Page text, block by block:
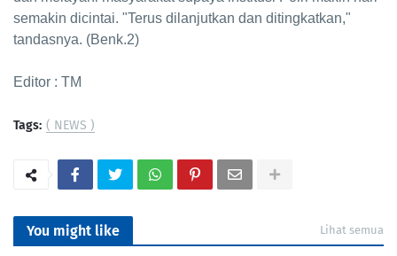
semakin dicintai. "Terus dilanjutkan dan ditingkatkan,"
tandasnya. (Benk.2)
Editor : TM
Tags: ( NEWS )
You might like Lihat semua